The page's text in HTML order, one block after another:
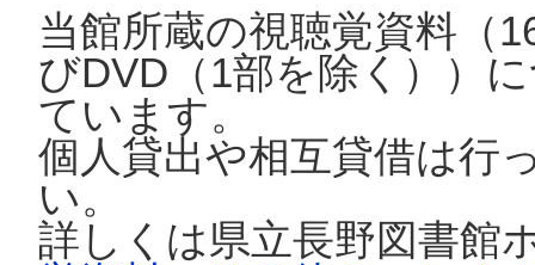
当館所蔵の視聴覚資料（
びDVD（1部を除く））
ています。
個人貸出や相互貸借は行
い。
詳しくは県立長野図書館